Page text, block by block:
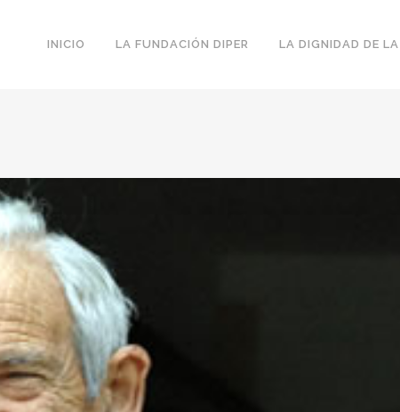
INICIO LA FUNDACIÓN DIPER LA DIGNIDAD DE